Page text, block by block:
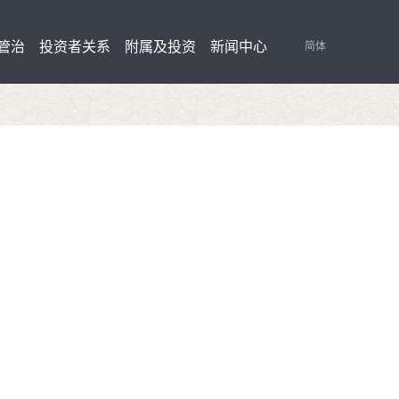
简体
治 投资者关系 附属及投资 新闻中心